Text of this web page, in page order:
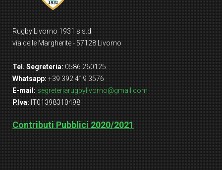
Rugby Livorno 1931 s.s.d.
via delle Margherite - 57128 Livorno
Tel. Segreteria: 0586.260125
Whatsapp: +39 392 419 3576
E-mail: segreteriarugbylivorno@gmail.com
P.Iva: IT01398310498
Contributi Pubblici 2020/2021